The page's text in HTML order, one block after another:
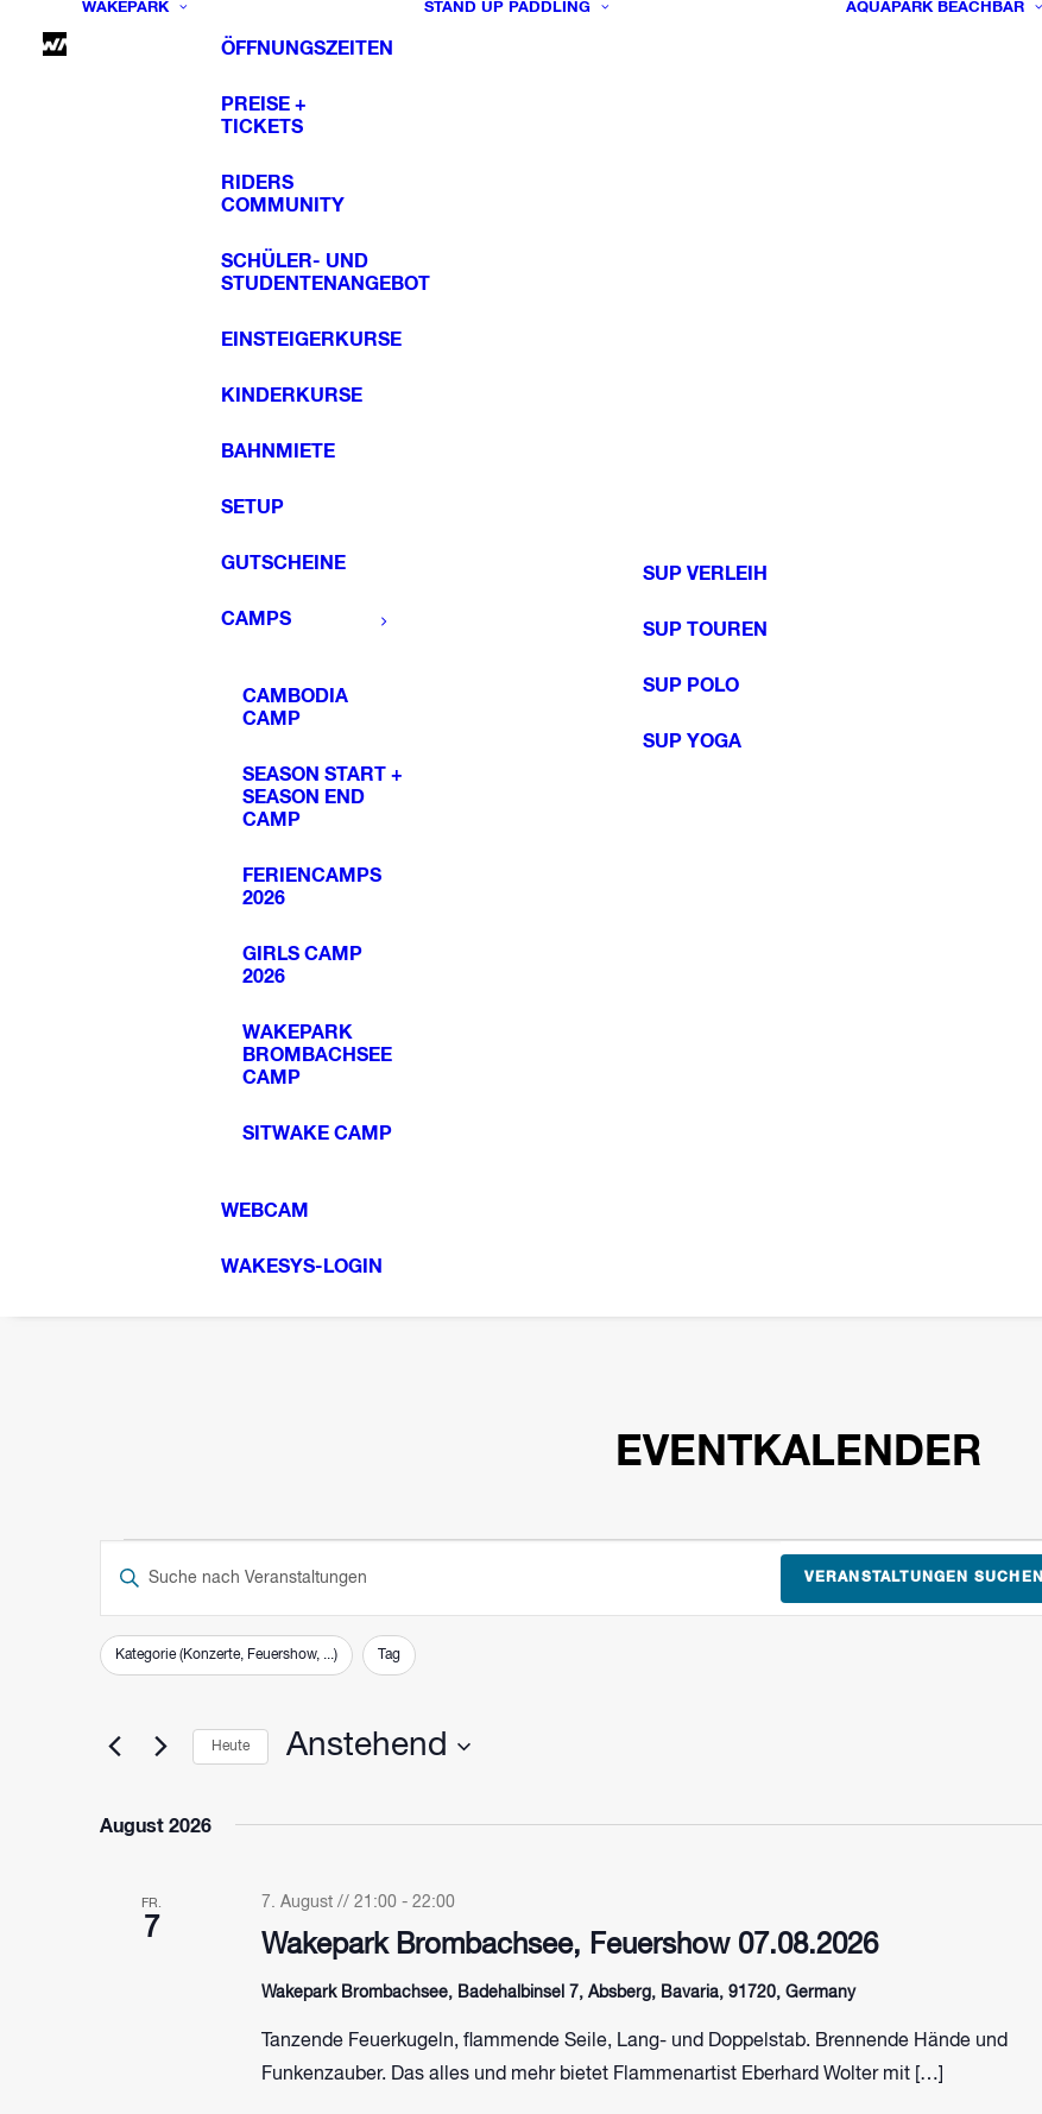
WAKEPARK
ÖFFNUNGSZEITEN
PREISE +
TICKETS
RIDERS
COMMUNITY
SCHÜLER- UND
STUDENTENANGEBOT
EINSTEIGERKURSE
KINDERKURSE
BAHNMIETE
SETUP
GUTSCHEINE
CAMPS
CAMBODIA
CAMP
SEASON START +
SEASON END
CAMP
FERIENCAMPS
2026
GIRLS CAMP
2026
WAKEPARK
BROMBACHSEE
CAMP
SITWAKE CAMP
WEBCAM
WAKESYS-LOGIN
STAND UP PADDLING
SUP VERLEIH
SUP TOUREN
SUP POLO
SUP YOGA
AQUAPARK BEACHBAR
EVENTKALENDER
VERANSTALTUNGEN
VERANSTALTUNGEN
UND
ANSICHTEN,
NAVIGATION
Bitte
Suche
Schlüsselwort.
VERANSTALTUNGEN SUCHEN
Filter
Das
Formular-
wird
Kategorie (Konzerte, Feuershow, ...) Tag
Heute Anstehend
August 2026
FR.
7
Wakepark Brombachsee, Feuershow 07.08.2026
7. August // 21:00- 22:00
Wakepark Brombachsee, Badehalbinsel 7, Absberg, Bavaria, 91720, Germany
Tanzende Feuerkugeln, flammende Seile, Lang- und Doppelstab. Brennende Hände und
Funkenzauber. Das alles und mehr bietet Flammenartist Eberhard Wolter mit […]